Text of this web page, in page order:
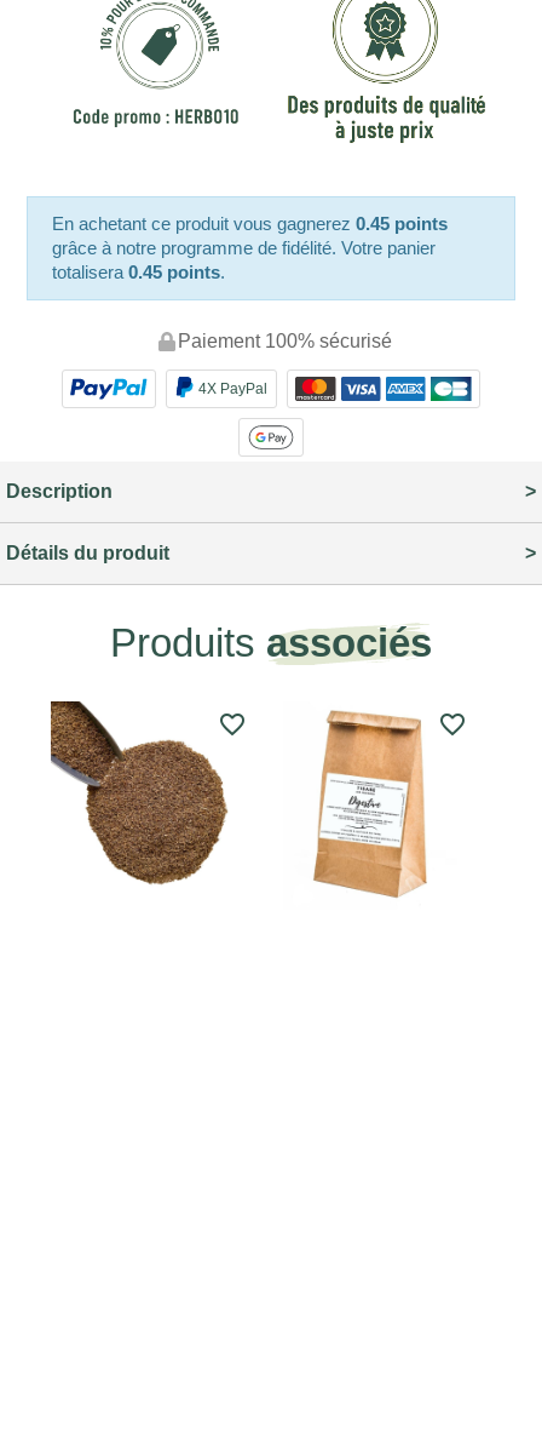
En achetant ce produit vous gagnerez0.45 points
grâce à notre programme de fidélité. Votre panier
totalisera0.45 points.
Paiement 100% sécurisé
4X PayPal
Description
Détails du produit
Produits associés
favorite_border favorite_border